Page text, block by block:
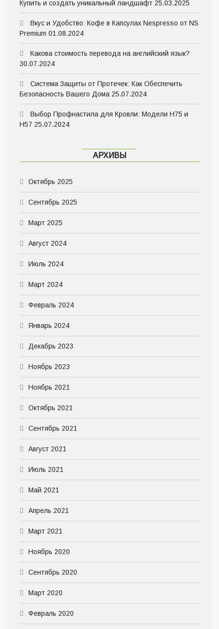
Купить и создать уникальный ландшафт 25.03.2025
Вкус и Удобство: Кофе в Капсулах Nespresso от NS
Premium 01.08.2024
Какова стоимость перевода на английский язык?
30.07.2024
Система Защиты от Протечек: Как Обеспечить
Безопасность Вашего Дома 25.07.2024
Выбор Профнастила для Кровли: Модели Н75 и
Н57 25.07.2024
АРХИВЫ
Октябрь 2025
Сентябрь 2025
Март 2025
Август 2024
Июль 2024
Март 2024
Февраль 2024
Январь 2024
Декабрь 2023
Ноябрь 2023
Ноябрь 2021
Октябрь 2021
Сентябрь 2021
Август 2021
Июль 2021
Май 2021
Апрель 2021
Март 2021
Ноябрь 2020
Сентябрь 2020
Март 2020
Февраль 2020